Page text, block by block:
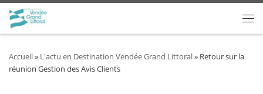
Passer au contenu
Accueil» L'actu en Destination Vendée Grand Littoral» Retour sur la
réunion Gestion des Avis Clients